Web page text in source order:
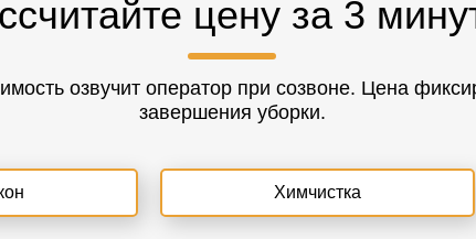
цену за 3
озвучит оператор при созвоне. Цена
завершения уборки.
Химчистка